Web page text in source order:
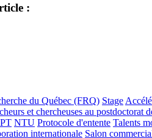
:
du Québec (FRQ) Stage
et chercheuses au postdoctorat
NTU Protocole d'entente Talents
internationale Salon